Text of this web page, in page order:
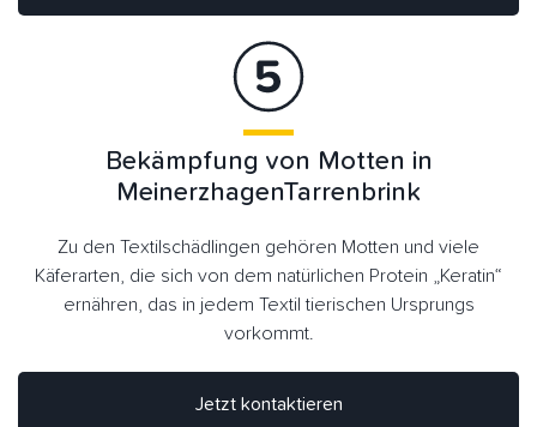
Bekämpfung von Motten in
MeinerzhagenTarrenbrink
Zu den Textilschädlingen gehören Motten und viele
Käferarten, die sich von dem natürlichen Protein „Keratin“
ernähren, das in jedem Textil tierischen Ursprungs
vorkommt.
Jetzt kontaktieren